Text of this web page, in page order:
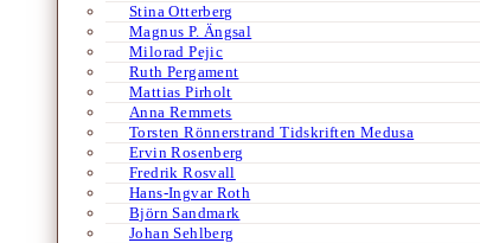
Stina Otterberg
Magnus P. Ängsal
Milorad Pejic
Ruth Pergament
Mattias Pirholt
Anna Remmets
Torsten Rönnerstrand Tidskriften Medusa
Ervin Rosenberg
Fredrik Rosvall
Hans-Ingvar Roth
Björn Sandmark
Johan Sehlberg